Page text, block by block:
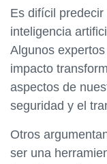
Es difícil
inteligencia
Algunos
impacto
aspectos de
seguridad y el
Otros
ser una